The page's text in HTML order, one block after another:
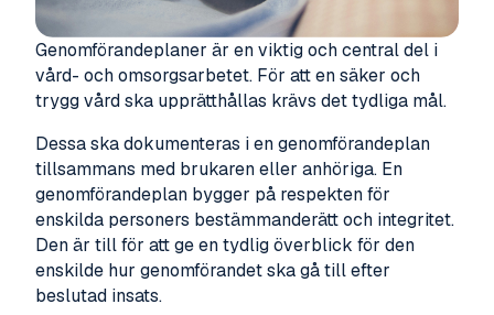
Genomförandeplaner är en viktig och central del i
vård- och omsorgsarbetet. För att en säker och
trygg vård ska upprätthållas krävs det tydliga mål.
Dessa ska dokumenteras i en genomförandeplan
tillsammans med brukaren eller anhöriga. En
genomförandeplan bygger på respekten för
enskilda personers bestämmanderätt och integritet.
Den är till för att ge en tydlig överblick för den
enskilde hur genomförandet ska gå till efter
beslutad insats.